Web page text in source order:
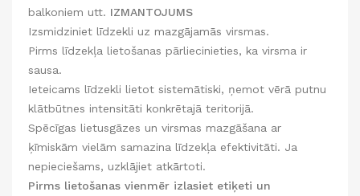
balkoniem utt. IZMANTOJUMS
Izsmidziniet līdzekli uz mazgājamās virsmas.
Pirms līdzekļa lietošanas pārliecinieties, ka virsma ir
sausa.
Ieteicams līdzekli lietot sistemātiski, ņemot vērā putnu
klātbūtnes intensitāti konkrētajā teritorijā.
Spēcīgas lietusgāzes un virsmas mazgāšana ar
ķīmiskām vielām samazina līdzekļa efektivitāti. Ja
nepieciešams, uzklājiet atkārtoti.
Pirms lietošanas vienmēr izlasiet etiķeti un